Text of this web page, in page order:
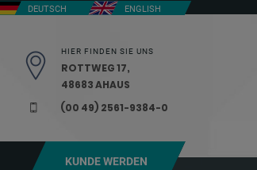
DEUTSCH ENGLISH
HIER FINDEN SIE UNS
ROTTWEG 17,
48683 AHAUS
(00 49) 2561-9384-0
KUNDE WERDEN